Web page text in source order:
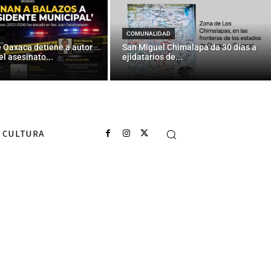
Oaxaca detiene a autor
asesinato...
COMUNALIDAD
San Miguel Chimalapa da 30 días a
ejidatarios de...
CULTURA